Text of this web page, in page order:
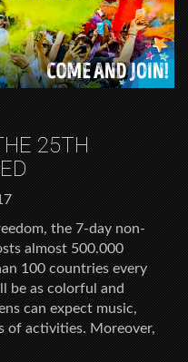
25TH
the 7-day non-
almost 500.000
100 countries every
be as colorful and
can expect music,
of activities. Moreover,